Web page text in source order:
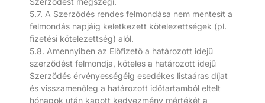
5.7. A Szerződés rendes felmondása nem mentesít a
felmondás napjáig keletkezett kötelezettségek (pl.
fizetési kötelezettség) alól.
5.8. Amennyiben az Előfizető a határozott idejű
szerződést felmondja, köteles a határozott idejű
Szerződés érvényességéig esedékes listaáras díjat
és visszamenőleg a határozott időtartamból eltelt
hónapok után kapott kedvezmény mértékét a